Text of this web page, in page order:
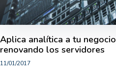
Aplica analítica a tu negocio
renovando los servidores
11/01/2017